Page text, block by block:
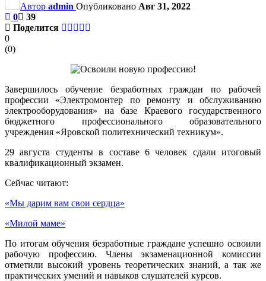
Автор admin Опубликовано Авг 31, 2022
0
39
Поделится
0
(0)
Завершилось обучение безработных граждан по рабочей
профессии «Электромонтер по ремонту и обслуживанию
электрооборудования» на базе Краевого государственного
бюджетного профессионального образовательного
учреждения «Яровской политехнический техникум».
29 августа студенты в составе 6 человек сдали итоговый
квалификационный экзамен.
Сейчас читают:
«Мы дарим вам свои сердца»
«Милой маме»
По итогам обучения безработные граждане успешно освоили
рабочую профессию. Члены экзаменационной комиссии
отметили высокий уровень теоретических знаний, а так же
практических умений и навыков слушателей курсов.